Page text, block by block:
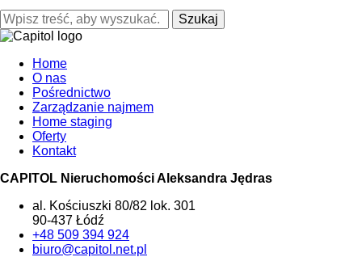
Szukaj
Home
O nas
Pośrednictwo
Zarządzanie najmem
Home staging
Oferty
Kontakt
CAPITOL Nieruchomości Aleksandra Jędras
al. Kościuszki 80/82 lok. 301
90-437 Łódź
+48 509 394 924
biuro@capitol.net.pl